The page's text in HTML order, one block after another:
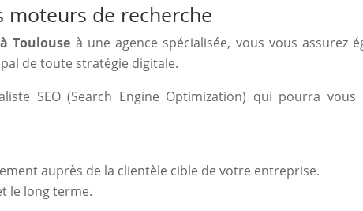
moteurs de recherche
Toulouse à une agence spécialisée, vous vous assurez
de toute stratégie digitale.
SEO (Search Engine Optimization) qui pourra
auprès de la clientèle cible de votre entreprise.
le long terme.